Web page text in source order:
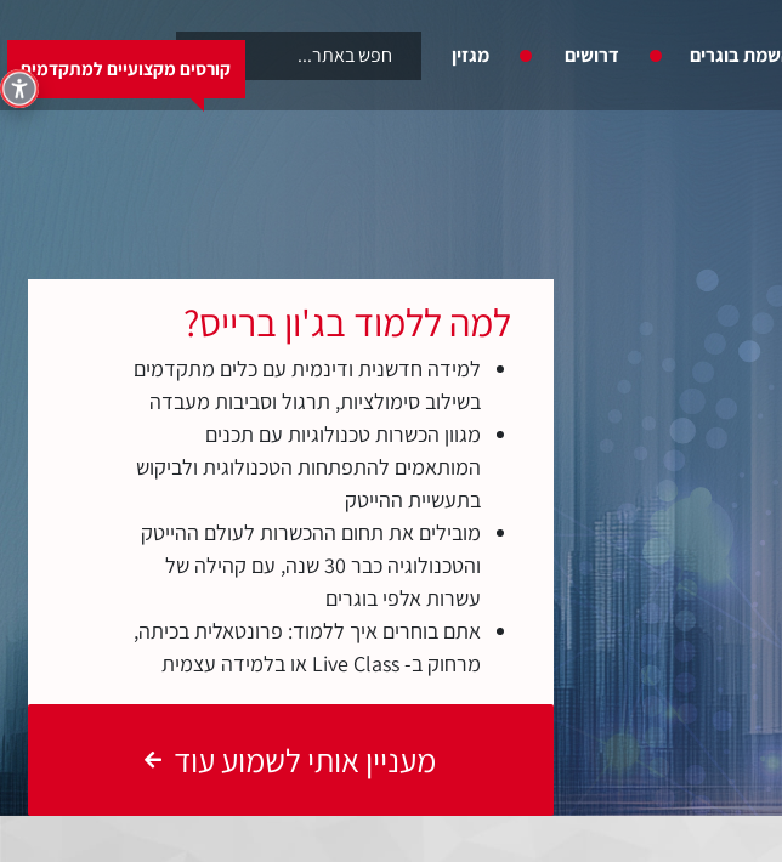
בוגרים דרושים מגזין 6460
למה ללמוד בג'ון ברייס?
למידה חדשנית ודינמית עם כלים מתקדמים
בשילוב סימולציות, תרגול וסביבות מעבדה
מגוון הכשרות טכנולוגיות עם תכנים
המותאמים להתפתחות הטכנולוגית ולביקוש
בתעשיית ההייטק
מובילים את תחום ההכשרות לעולם ההייטק
והטכנולוגיה כבר 30 שנה, עם קהילה של
עשרות אלפי בוגרים
אתם בוחרים איך ללמוד: פרונטאלית בכיתה,
מרחוק ב- Live Class או בלמידה עצמית
מעניין אותי לשמוע עוד
קורסים מקצועיים למתקדמים
קורסים מקצועיים למתקדמים